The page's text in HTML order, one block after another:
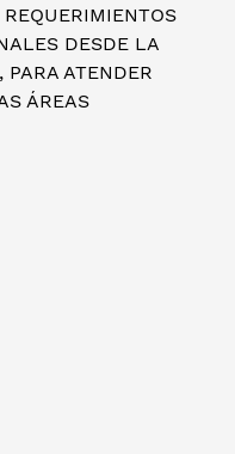
DESDE LA
ATENDER
ÁREAS